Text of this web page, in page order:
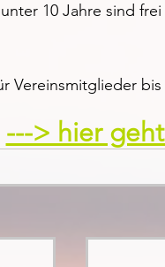
10 Jahre sind frei
Vereinsmitglieder
---> hier